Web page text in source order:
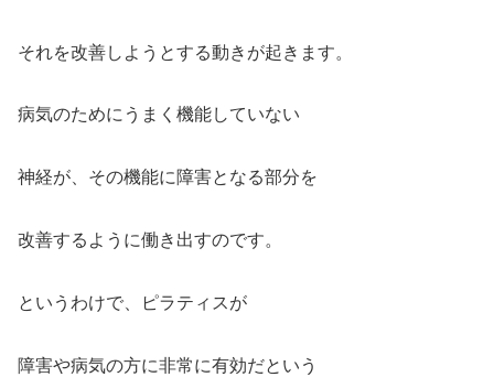
それを改善しようとする動きが起きます。
病気のためにうまく機能していない
神経が、その機能に障害となる部分を
改善するように働き出すのです。
というわけで、ピラティスが
障害や病気の方に非常に有効だという